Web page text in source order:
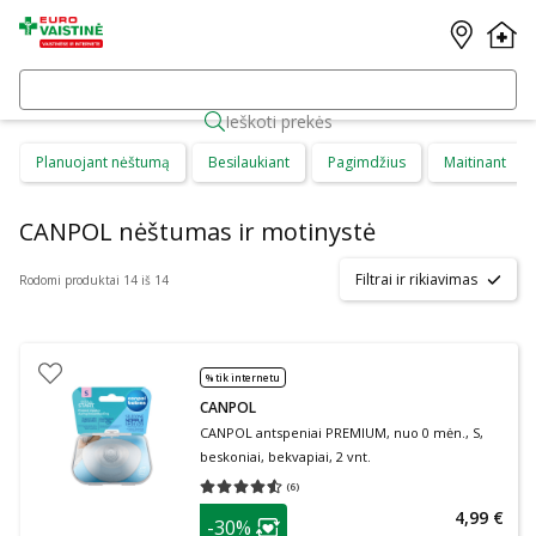
Ieškoti prekės
Planuojant nėštumą Besilaukiant Pagimdžius Maitinant
CANPOL nėštumas ir motinystė
Rodomi produktai 14 iš 14 Filtrai ir rikiavimas
% tik internetu
CANPOL
CANPOL antspeniai PREMIUM, nuo 0 mėn., S,
beskoniai, bekvapiai, 2 vnt.
(6)
Vidutinis įvertinimas 4.50
patarimas
-30% 4,99 €